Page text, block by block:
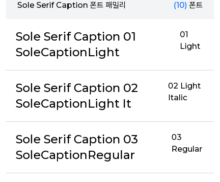
Sole Serif Caption 폰트 패밀리 (10) 폰트
Sole Serif Caption 01
SoleCaptionLight
01
Light
Sole Serif Caption 02
SoleCaptionLight It
02 Light
Italic
Sole Serif Caption 03
SoleCaptionRegular
03
Regular